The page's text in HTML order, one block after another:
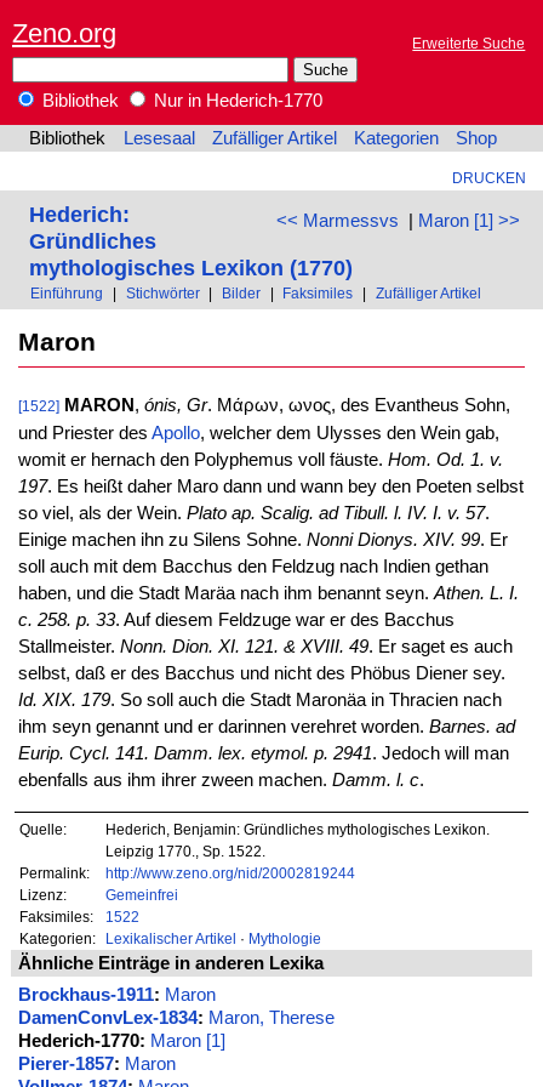
Zeno.org Erweiterte Suche
Bibliothek
Nur in Hederich-1770
Bibliothek
Lesesaal Zufälliger Artikel Kategorien Shop
DRUCKEN
<< Marmessvs | Maron [1] >>
Hederich:
Gründliches
mythologisches Lexikon (1770)
Einführung Stichwörter Bilder Faksimiles Zufälliger Artikel
Maron
[1522] MARON , ónis, Gr. Μάρων, ωνος, des Evantheus Sohn,
und Priester des Apollo, welcher dem Ulysses den Wein gab,
womit er hernach den Polyphemus voll fäuste. Hom. Od. 1. v.
197. Es heißt daher Maro dann und wann bey den Poeten selbst
so viel, als der Wein. Plato ap. Scalig. ad Tibull. l. IV. I. v. 57.
Einige machen ihn zu Silens Sohne. Nonni Dionys. XIV. 99. Er
soll auch mit dem Bacchus den Feldzug nach Indien gethan
haben, und die Stadt Maräa nach ihm benannt seyn. Athen. L. I.
c. 258. p. 33. Auf diesem Feldzuge war er des Bacchus
Stallmeister. Nonn. Dion. XI. 121. & XVIII. 49. Er saget es auch
selbst, daß er des Bacchus und nicht des Phöbus Diener sey.
Id. XIX. 179. So soll auch die Stadt Maronäa in Thracien nach
ihm seyn genannt und er darinnen verehret worden. Barnes. ad
Eurip. Cycl. 141. Damm. lex. etymol. p. 2941. Jedoch will man
ebenfalls aus ihm ihrer zween machen. Damm. l. c.
Quelle:
Hederich, Benjamin: Gründliches mythologisches Lexikon.
Leipzig 1770., Sp. 1522.
Permalink:
http://www.zeno.org/nid/20002819244
Lizenz:
Gemeinfrei
Faksimiles:
1522
Kategorien:
Lexikalischer Artikel · Mythologie
Ähnliche Einträge in anderen Lexika
Brockhaus-1911: Maron
DamenConvLex-1834: Maron, Therese
Hederich-1770: Maron [1]
Pierer-1857: Maron